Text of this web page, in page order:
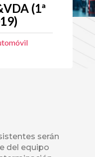
(1ª
serán
del equipo